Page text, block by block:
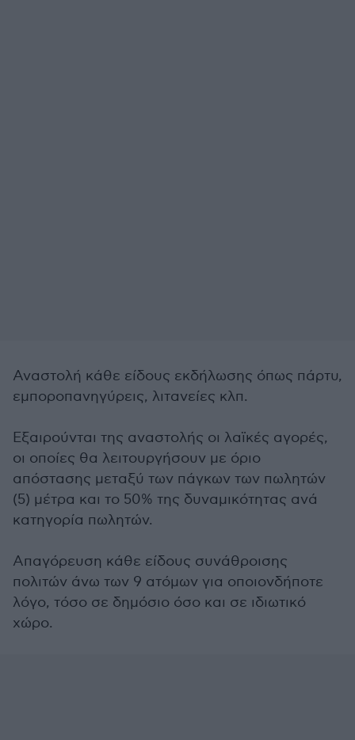
Αναστολή κάθε είδους εκδήλωσης όπως πάρτυ,
εμποροπανηγύρεις, λιτανείες κλπ.
Εξαιρούνται της αναστολής οι λαϊκές αγορές,
οι οποίες θα λειτουργήσουν με όριο
απόστασης μεταξύ των πάγκων των πωλητών
(5) μέτρα και το 50% της δυναμικότητας ανά
κατηγορία πωλητών.
Απαγόρευση κάθε είδους συνάθροισης
πολιτών άνω των 9 ατόμων για οποιονδήποτε
λόγο, τόσο σε δημόσιο όσο και σε ιδιωτικό
χώρο.